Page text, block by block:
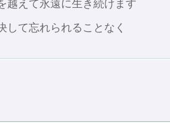
越えて永遠に生き続けます
して忘れられることなく